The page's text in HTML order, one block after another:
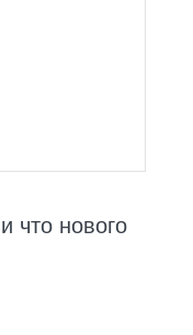
и что нового